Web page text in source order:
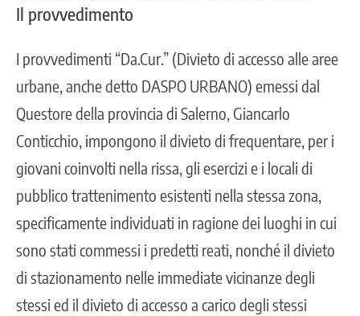
Il provvedimento
I provvedimenti “Da.Cur.” (Divieto di accesso alle aree
urbane, anche detto DASPO URBANO) emessi dal
Questore della provincia di Salerno, Giancarlo
Conticchio, impongono il divieto di frequentare, per i
giovani coinvolti nella rissa, gli esercizi e i locali di
pubblico trattenimento esistenti nella stessa zona,
specificamente individuati in ragione dei luoghi in cui
sono stati commessi i predetti reati, nonché il divieto
di stazionamento nelle immediate vicinanze degli
stessi ed il divieto di accesso a carico degli stessi